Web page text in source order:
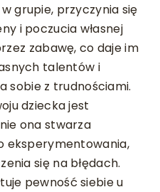
grupie, przyczynia się
i poczucia własnej
zabawę, co daje im
talentów i
sobie z trudnościami.
dziecka jest
ona stwarza
eksperymentowania,
się na błędach.
pewność siebie u